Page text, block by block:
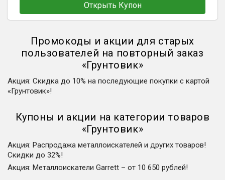
Открыть Купон
Промокоды и акции для старых
пользователей на повторный заказ
«Грунтовик»
Акция: Скидка до 10% на последующие покупки с картой
«Грунтовик»!
Купоны и акции на категории товаров
«Грунтовик»
Акция: Распродажа металлоискателей и других товаров!
Скидки до 32%!
Акция: Металлоискатели Garrett – от 10 650 рублей!